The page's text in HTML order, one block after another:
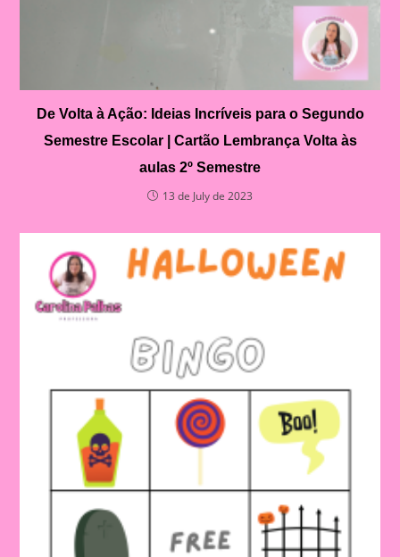
De Volta à Ação: Ideias Incríveis para o Segundo
Semestre Escolar | Cartão Lembrança Volta às
aulas 2º Semestre
13 de July de 2023